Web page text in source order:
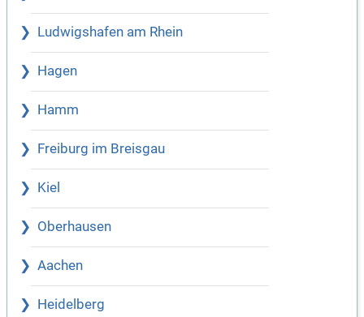
Ludwigshafen am Rhein
Hagen
Hamm
Freiburg im Breisgau
Kiel
Oberhausen
Aachen
Heidelberg